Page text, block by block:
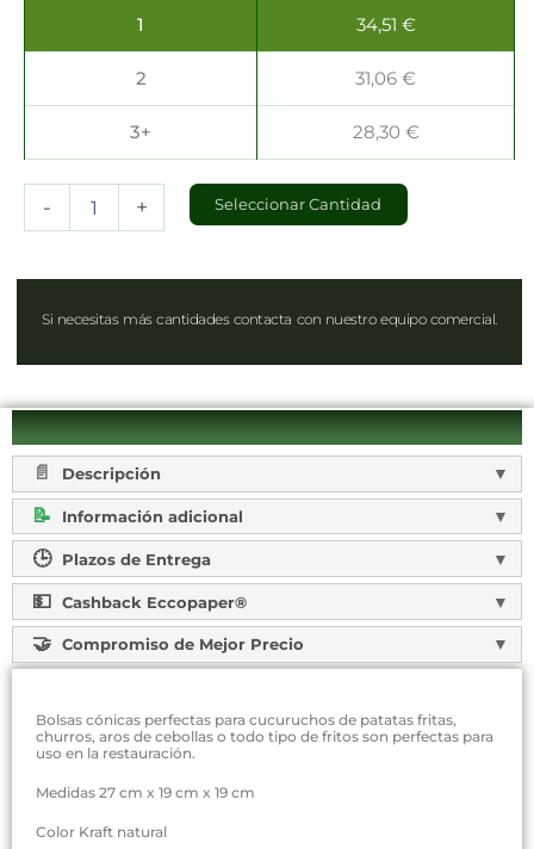
1 34,51 €
2 31,06€
3+ 28,30 €
- + Seleccionar Cantidad
Si necesitas más cantidades contacta con nuestro equipo comercial.
Descripción
Información adicional
Plazos de Entrega
Cashback Eccopaper®
Compromiso de Mejor Precio
Bolsas cónicas perfectas para cucuruchos de patatas fritas,
churros, aros de cebollas o todo tipo de fritos son perfectas para
uso en la restauración.
Medidas 27 cm x 19 cm x 19 cm
Color Kraft natural